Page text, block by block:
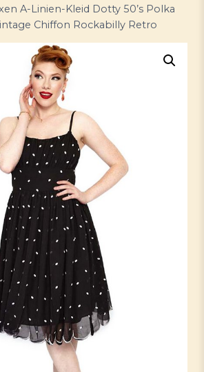
A-Linien-Kleid Dotty 50’s Polka
Chiffon Rockabilly Retro